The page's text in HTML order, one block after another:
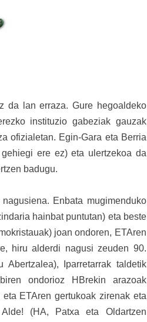
da lan erraza. Gure hegoaldeko
instituzio gabeziak gauzak
ofizialetan. Egin-Gara eta Berria
ere ez) eta ulertzekoa da
badugu.
Enbata mugimenduko
hainbat puntutan) eta beste
joan ondoren, ETAren
hiru alderdi nagusi zeuden 90.
Abertzalea), Iparretarrak taldetik
ondorioz HBrekin arazoak
ETAren gertukoak zirenak eta
(HA, Patxa eta Oldartzen